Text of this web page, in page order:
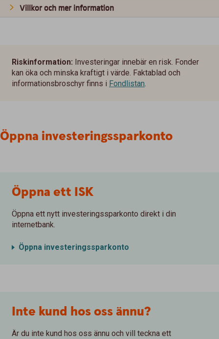
Villkor och mer information
Riskinformation: Investeringar innebär en risk. Fonder
kan öka och minska kraftigt i värde. Faktablad och
informationsbroschyr finns i Fondlistan.
Öppna investeringssparkonto
Öppna ett ISK
Öppna ett nytt investeringssparkonto direkt i din
internetbank.
Öppna investeringssparkonto
Inte kund hos oss ännu?
Är du inte kund hos oss ännu och vill teckna ett